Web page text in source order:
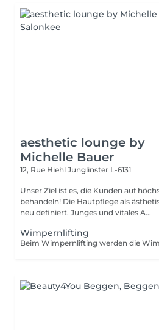
aesthetic lounge by
Michelle Bauer
12, Rue Hiehl Junglinster L-6131
Unser Ziel ist es, die Kunden auf
behandeln! Die Hautpflege als
neu definiert. Junges und vitales A...
Wimpernlifting